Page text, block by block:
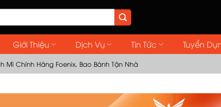
Giới Thiệu Dịch Vụ Tin Tức Tuyển
Mì Chính Hãng Foenix, Bao Bánh Tận Nhà